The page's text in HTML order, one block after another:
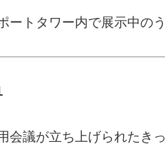
ートタワー内で展示中の
会議が立ち上げられたき